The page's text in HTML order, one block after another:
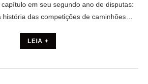
em seu segundo ano de disputas:
história das competições de caminhões…
LEIA +